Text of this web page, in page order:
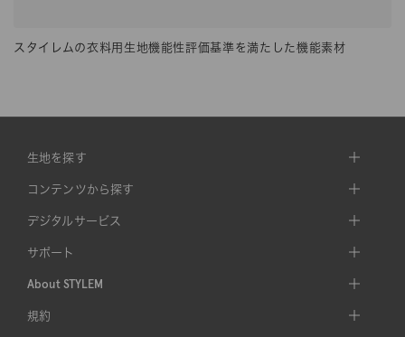
スタイレムの衣料用生地機能性評価基準を満たした機能素材
生地を探す
コンテンツから探す
デジタルサービス
サポート
About STYLEM
規約